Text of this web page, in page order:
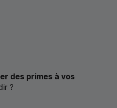
des primes à vos
?